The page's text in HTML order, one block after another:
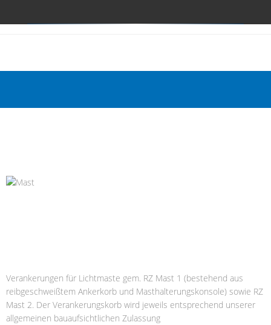
Verankerungen für Lichtmaste gem. RZ Mast 1 (bestehend aus
reibgeschweißtem Ankerkorb und Masthalterungskonsole) sowie RZ
Mast 2. Der Verankerungskorb wird jeweils entsprechend unserer
allgemeinen bauaufsichtlichen Zulassung